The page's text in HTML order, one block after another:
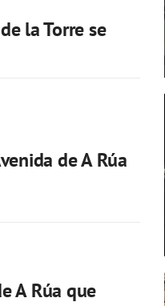
la Torre se
de A Rúa
A Rúa que